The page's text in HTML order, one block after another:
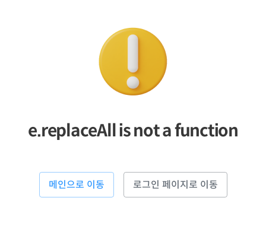
e.replaceAll is not a function
메인으로 이동 로그인 페이지로 이동